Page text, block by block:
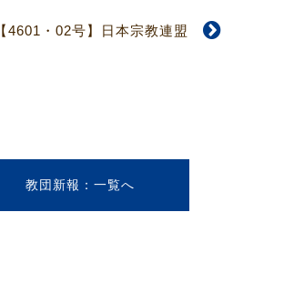
【4601・02号】日本宗教連盟
教団新報